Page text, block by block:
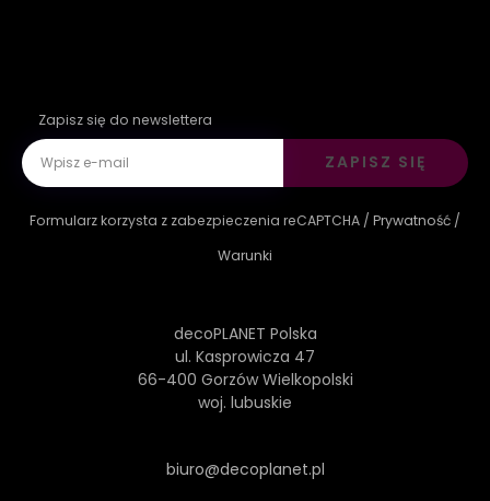
Zapisz się do newslettera
ZAPISZ SIĘ
Formularz korzysta z zabezpieczenia reCAPTCHA / Prywatność /
Warunki
decoPLANET Polska
ul. Kasprowicza 47
66-400 Gorzów Wielkopolski
woj. lubuskie
biuro@decoplanet.pl